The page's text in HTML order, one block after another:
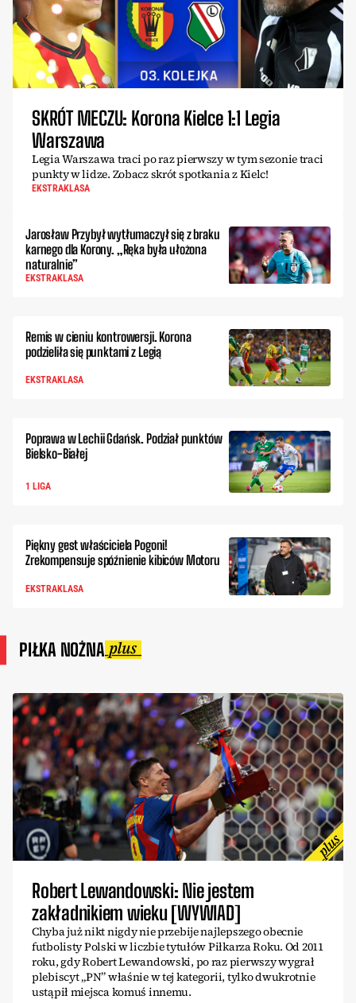
SKRÓT MECZU: Korona Kielce 1:1 Legia
Warszawa
Legia Warszawa traci po raz pierwszy w tym sezonie traci
punkty w lidze. Zobacz skrót spotkania z Kielc!
EKSTRAKLASA
Jarosław Przybył wytłumaczył się z braku
karnego dla Korony. „Ręka była ułożona
naturalnie”
EKSTRAKLASA
Remis w cieniu kontrowersji. Korona
podzieliła się punktami z Legią
EKSTRAKLASA
Poprawa w Lechii Gdańsk. Podział punktów
Bielsko-Białej
1 LIGA
Piękny gest właściciela Pogoni!
Zrekompensuje spóźnienie kibiców Motoru
EKSTRAKLASA
PIŁKA NOŻNA
Robert Lewandowski: Nie jestem
zakładnikiem wieku [WYWIAD]
Chyba już nikt nigdy nie przebije najlepszego obecnie
futbolisty Polski w liczbie tytułów Piłkarza Roku. Od 2011
roku, gdy Robert Lewandowski, po raz pierwszy wygrał
plebiscyt „PN” właśnie w tej kategorii, tylko dwukrotnie
ustąpił miejsca komuś innemu.